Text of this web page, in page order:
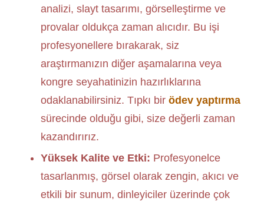
analizi, slayt tasarımı, görselleştirme ve
provalar oldukça zaman alıcıdır. Bu işi
profesyonellere bırakarak, siz
araştırmanızın diğer aşamalarına veya
kongre seyahatinizin hazırlıklarına
odaklanabilirsiniz. Tıpkı bir ödev yaptırma
sürecinde olduğu gibi, size değerli zaman
kazandırırız.
Yüksek Kalite ve Etki: Profesyonelce
tasarlanmış, görsel olarak zengin, akıcı ve
etkili bir sunum, dinleyiciler üzerinde çok